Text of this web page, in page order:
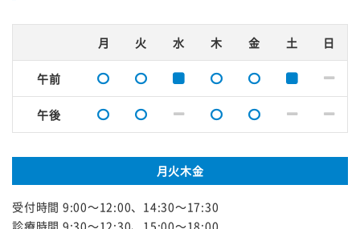
月 火 水 木 金 土 日
午前
午後
月火木金
受付時間 9:00～12:00、14:30～17:30
診療時間 9:30～12:30、15:00～18:00